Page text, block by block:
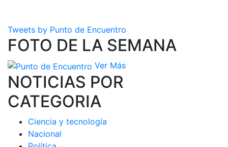
Tweets by Punto de Encuentro
FOTO DE LA SEMANA
Ver Más
NOTICIAS POR
CATEGORIA
Ciencia y tecnología
Nacional